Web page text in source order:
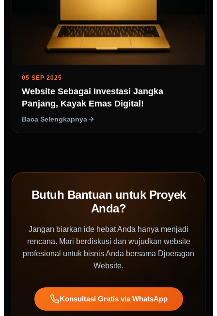
05 SEP 2025
Website Sebagai Investasi Jangka
Panjang, Kayak Emas Digital!
Baca Selengkapnya
Butuh Bantuan untuk Proyek
Anda?
Jangan biarkan ide hebat Anda hanya menjadi
rencana. Mari berdiskusi dan wujudkan website
profesional untuk bisnis Anda bersama Djoeragan
Website.
Konsultasi Gratis via WhatsApp